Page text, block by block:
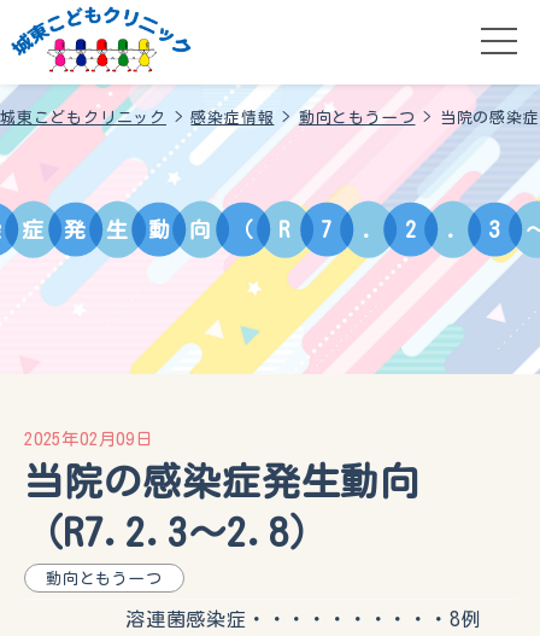
城東こどもクリニック >感染症情報 > 動向ともう一つ > 当院の感染
症 発 生 動 向 （ R 7 . 2 . 3
2025年02月09日
当院の感染症発生動向
（R7.2.3〜2.8）
動向ともう一つ
溶連菌感染症・・・・・・・・・・8例